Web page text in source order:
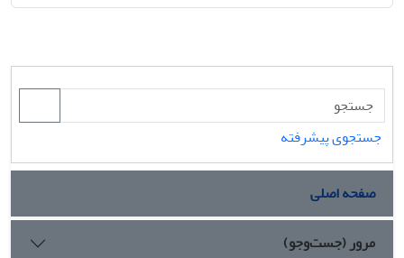
جستجوی پیشرفته
صفحه اصلی
مرور (جست‌وجو)